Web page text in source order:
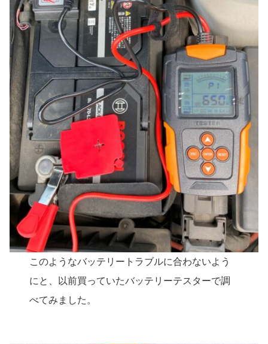
このようなバッテリートラブルに合わないよう
にと、以前買っていたバッテリーテスターで調
べてみました。